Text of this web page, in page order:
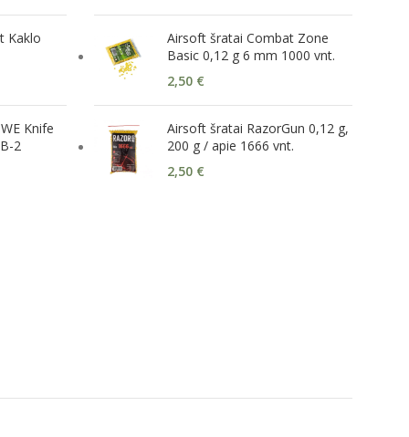
Kaklo
Knife
2
Airsoft šratai Combat Zone
Basic 0,12 g 6 mm 1000 vnt.
2,50 €
Airsoft šratai RazorGun 0,12 g,
200 g / apie 1666 vnt.
2,50 €